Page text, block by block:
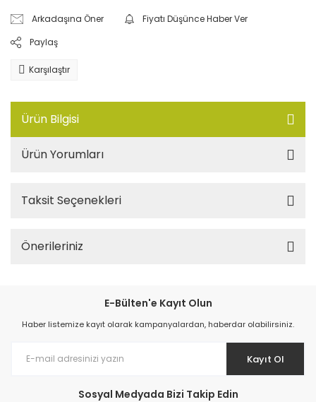
Arkadaşına Öner
Fiyatı Düşünce Haber Ver
Paylaş
Karşılaştır
Ürün Bilgisi
Ürün Yorumları
Taksit Seçenekleri
Önerileriniz
E-Bülten'e Kayıt Olun
Haber listemize kayıt olarak kampanyalardan, haberdar olabilirsiniz.
Kayıt Ol
Sosyal Medyada Bizi Takip Edin